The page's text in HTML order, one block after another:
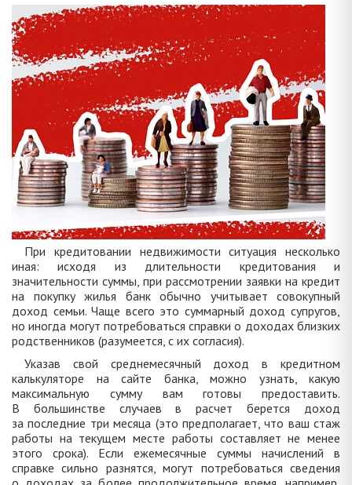
При кредитовании недвижимости ситуация несколько
иная: исходя из длительности кредитования и
значительности суммы, при рассмотрении заявки на кредит
на покупку жилья банк обычно учитывает совокупный
доход семьи. Чаще всего это суммарный доход супругов,
но иногда могут потребоваться справки о доходах близких
родственников (разумеется, с их согласия).
Указав свой среднемесячный доход в кредитном
калькуляторе на сайте банка, можно узнать, какую
максимальную сумму вам готовы предоставить.
В большинстве случаев в расчет берется доход
за последние три месяца (это предполагает, что ваш стаж
работы на текущем месте работы составляет не менее
этого срока). Если ежемесячные суммы начислений в
справке сильно разнятся, могут потребоваться сведения